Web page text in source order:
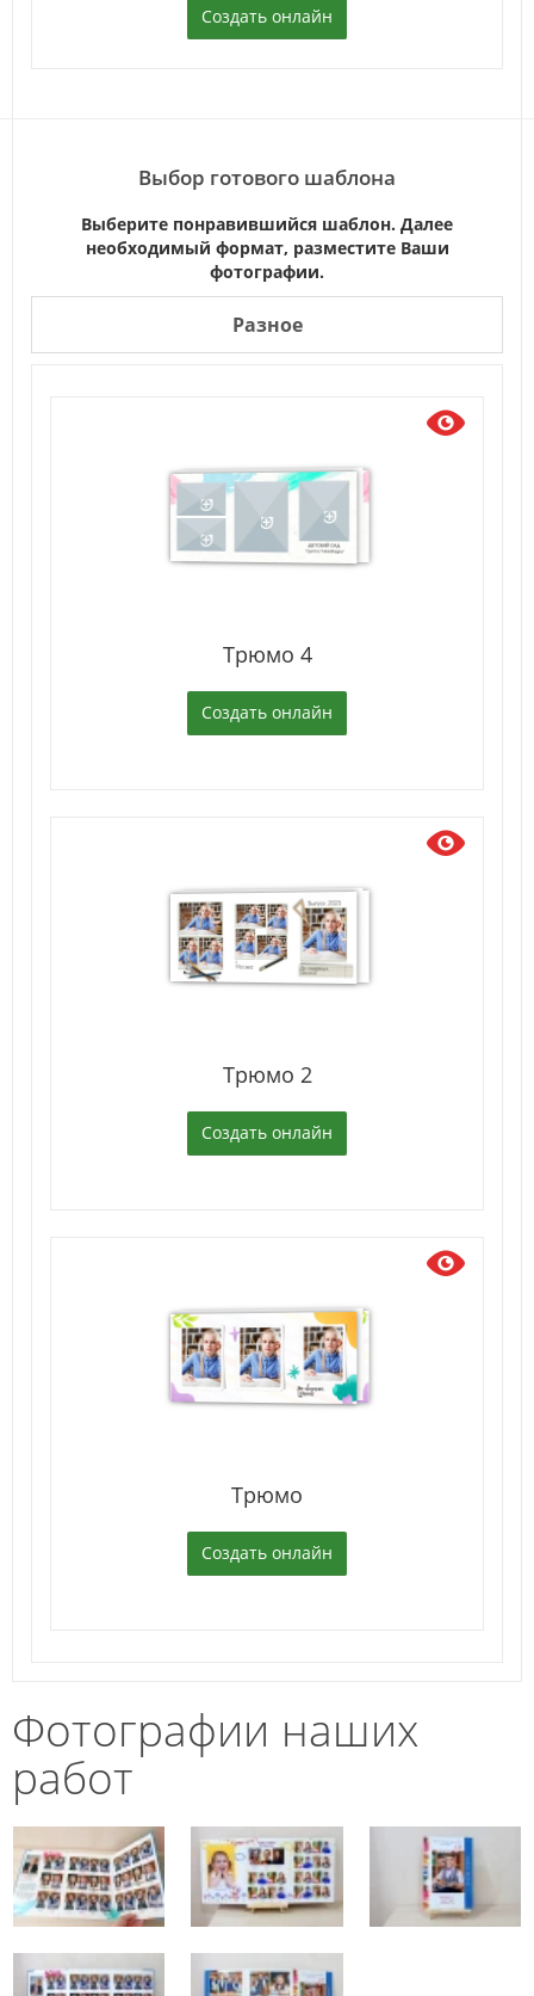
Создать онлайн
Выбор готового шаблона
Выберите понравившийся шаблон. Далее
необходимый формат, разместите Ваши
фотографии.
Разное
Трюмо 4
Создать онлайн
Трюмо 2
Создать онлайн
Трюмо
Создать онлайн
Фотографии наших
работ